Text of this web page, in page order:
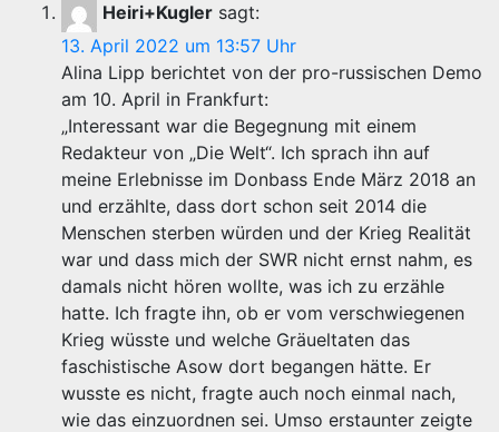
Heiri+Kugler sagt:
13. April 2022 um 13:57 Uhr
Alina Lipp berichtet von der pro-russischen Demo
am 10. April in Frankfurt:
„Interessant war die Begegnung mit einem
Redakteur von „Die Welt“. Ich sprach ihn auf
meine Erlebnisse im Donbass Ende März 2018 an
und erzählte, dass dort schon seit 2014 die
Menschen sterben würden und der Krieg Realität
war und dass mich der SWR nicht ernst nahm, es
damals nicht hören wollte, was ich zu erzähle
hatte. Ich fragte ihn, ob er vom verschwiegenen
Krieg wüsste und welche Gräueltaten das
faschistische Asow dort begangen hätte. Er
wusste es nicht, fragte auch noch einmal nach,
wie das einzuordnen sei. Umso erstaunter zeigte